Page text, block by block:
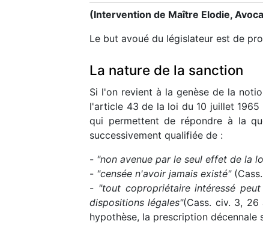
(Intervention de Maître Elodie,
Le but avoué du législateur est de
La nature de la sanction
Si l'on revient à la genèse de la
l'article 43 de la loi du 10 juillet 1965
qui permettent de répondre à la
successivement qualifiée de :
- "non avenue par le seul effet de la
- "censée n'avoir jamais existé"(Cass.
- "tout copropriétaire intéressé
dispositions légales"(Cass. civ. 3, 26
hypothèse, la prescription décennale